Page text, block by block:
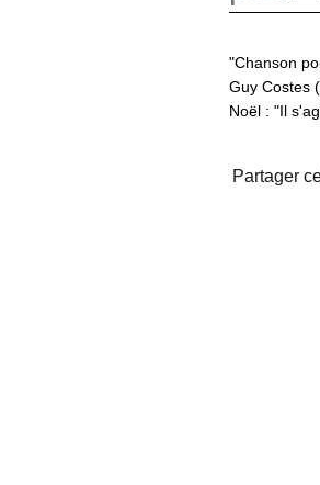
"Chanson
Guy Costes
Noël : "Il
Partager